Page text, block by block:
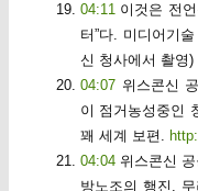
04:11 이것은 전
터”다. 미디어기
신 청사에서 촬영)
04:07 위스콘신
이 점거농성중인
꽤 세계 보편.
04:04 위스콘신
방노조의 행진.